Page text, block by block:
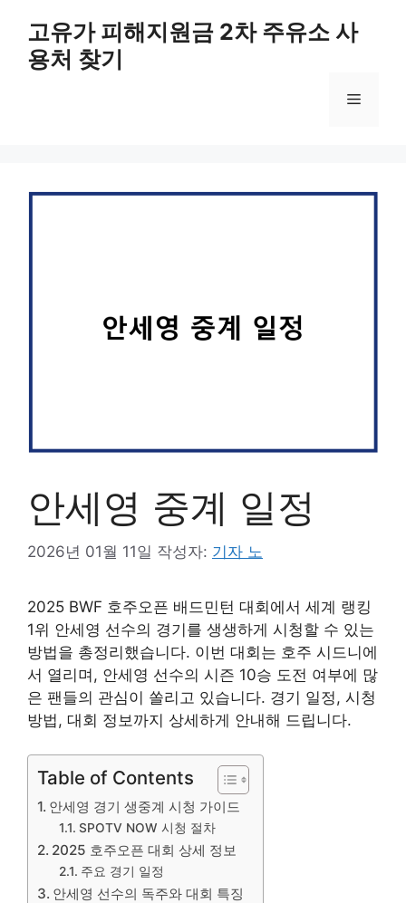
고유가 피해지원금 2차 주유소 사
용처 찾기
메
안세영 중계 일정
2026년 01월 11일 작성자: 기자 노
2025 BWF 호주오픈 배드민턴 대회에서 세계 랭킹
1위 안세영 선수의 경기를 생생하게 시청할 수 있는
방법을 총정리했습니다. 이번 대회는 호주 시드니에
서 열리며, 안세영 선수의 시즌 10승 도전 여부에 많
은 팬들의 관심이 쏠리고 있습니다. 경기 일정, 시청
방법, 대회 정보까지 상세하게 안내해 드립니다.
Table of Contents
안세영 경기 생중계 시청 가이드
SPOTV NOW 시청 절차
2025 호주오픈 대회 상세 정보
주요 경기 일정
안세영 선수의 독주와 대회 특징